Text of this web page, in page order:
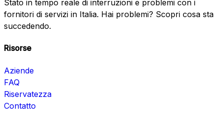
Stato in tempo reale di interruzioni e problemi con i
fornitori di servizi in Italia. Hai problemi? Scopri cosa sta
succedendo.
Risorse
Aziende
FAQ
Riservatezza
Contatto